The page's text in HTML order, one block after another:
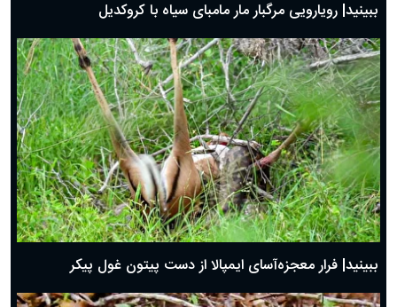
ببینید| رویارویی مرگبار مار مامبای سیاه با کروکدیل
ببینید| فرار معجزه‌آسای ایمپالا از دست پیتون غول پیکر